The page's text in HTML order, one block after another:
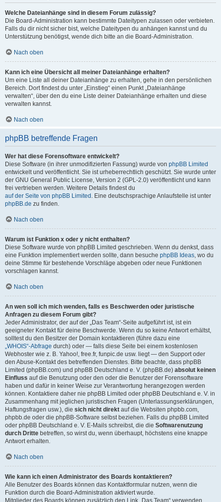
Welche Dateianhänge sind in diesem Forum zulässig?
Die Board-Administration kann bestimmte Dateitypen zulassen oder verbieten.
Falls du dir nicht sicher bist, welche Dateitypen du anhängen kannst und du
Unterstützung benötigst, wende dich bitte an die Board-Administration.
Nach oben
Kann ich eine Übersicht all meiner Dateianhänge erhalten?
Um eine Liste all deiner Dateianhänge zu erhalten, gehe in den persönlichen
Bereich. Dort findest du unter „Einstieg“ einen Punkt „Dateianhänge
verwalten“, über den du eine Liste deiner Dateianhänge erhalten und diese
verwalten kannst.
Nach oben
phpBB betreffende Fragen
Wer hat diese Forensoftware entwickelt?
Diese Software (in ihrer unmodifizierten Fassung) wurde von phpBB Limited
entwickelt und veröffentlicht. Sie ist urheberrechtlich geschützt. Sie wurde unter
der GNU General Public License, Version 2 (GPL-2.0) veröffentlicht und kann
frei vertrieben werden. Weitere Details findest du
auf der Seite von phpBB Limited . Eine deutschsprachige Anlaufstelle ist unter
phpBB.de zu finden.
Nach oben
Warum ist Funktion x oder y nicht enthalten?
Diese Software wurde von phpBB Limited geschrieben. Wenn du denkst, dass
eine Funktion implementiert werden sollte, dann besuche phpBB Ideas, wo du
deine Stimme für bestehende Vorschläge abgeben oder neue Funktionen
vorschlagen kannst.
Nach oben
An wen soll ich mich wenden, falls es Beschwerden oder juristische
Anfragen zu diesem Forum gibt?
Jeder Administrator, der auf der „Das Team“-Seite aufgeführt ist, ist ein
geeigneter Kontakt für deine Beschwerde. Wenn du so keine Antwort erhältst,
solltest du den Besitzer der Domain kontaktieren (führe dazu eine
„WHOIS“-Abfrage durch) oder — falls diese Seite bei einem kostenlosen
Webhoster wie z. B. Yahoo!, free.fr, funpic.de usw. liegt — den Support oder
den Abuse-Kontakt des betreffenden Dienstes. Bitte beachte, dass phpBB
Limited (phpBB.com) und phpBB Deutschland e. V. (phpBB.de) absolut keinen
Einfluss auf die Benutzung oder den oder die Benutzer der Forensoftware
haben und dafür in keiner Weise zur Verantwortung herangezogen werden
können. Kontaktiere daher nie phpBB Limited oder phpBB Deutschland e. V. in
Zusammenhang mit jeglichen juristischen Fragen (Unterlassungserklärungen,
Haftungsfragen usw.), die sich nicht direkt auf die Websiten phpbb.com,
phpbb.de oder die phpBB-Software selbst beziehen. Falls du phpBB Limited
oder phpBB Deutschland e. V. E-Mails schreibst, die die Softwarenutzung
durch Dritte betreffen, so wirst du, wenn überhaupt, höchstens eine knappe
Antwort erhalten.
Nach oben
Wie kann ich einen Administrator des Boards kontaktieren?
Alle Benutzer des Boards können das Kontaktformular nutzen, wenn die
Funktion durch die Board-Administration aktiviert wurde.
Mitglieder des Boards können zusätzlich den Link „Das Team“ verwenden.